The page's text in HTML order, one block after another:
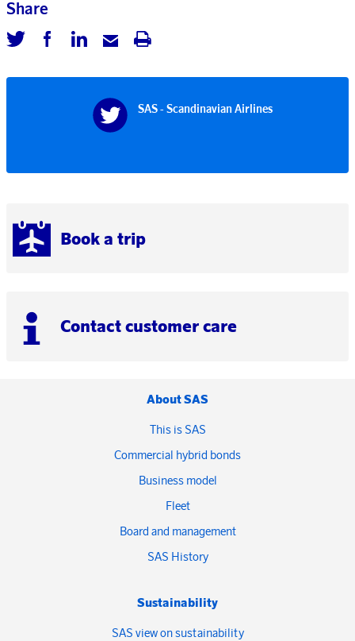
Book a trip
Contact customer care
Share
SAS - Scandinavian Airlines
About SAS
This is SAS
Commercial hybrid bonds
Business model
Fleet
Board and management
SAS History
Sustainability
SAS view on sustainability